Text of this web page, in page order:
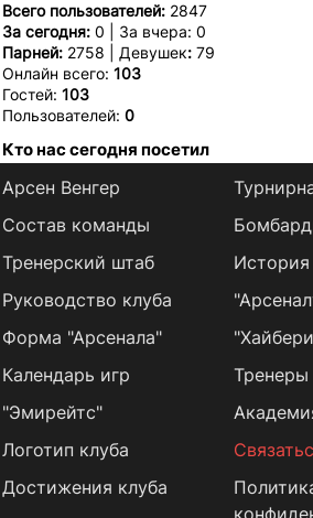
Всего пользователей: 2847
За сегодня: 0 | За вчера: 0
Парней: 2758 | Девушек: 79
Онлайн всего: 103
Гостей: 103
Пользователей: 0
Кто нас сегодня посетил
Арсен Венгер
Состав команды
Тренерский штаб
Руководство клуба
Форма "Арсенала"
Календарь игр
История
Тренеры
"Эмирейтс"
Логотип клуба
Достижения клуба